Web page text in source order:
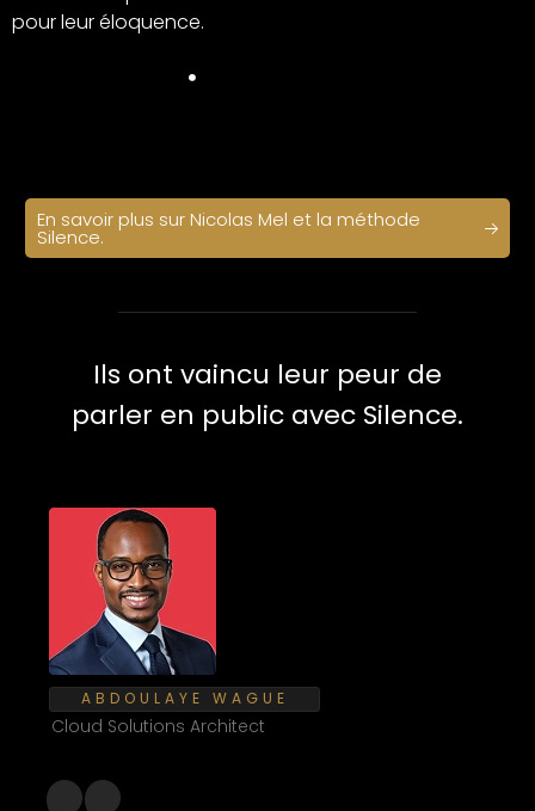
pour leur éloquence.
En savoir plus sur Nicolas Mel et la méthode
Silence.
Ils ont vaincu leur peur de
parler en public avec Silence.
ABDOULAYE WAGUE
Cloud Solutions Architect